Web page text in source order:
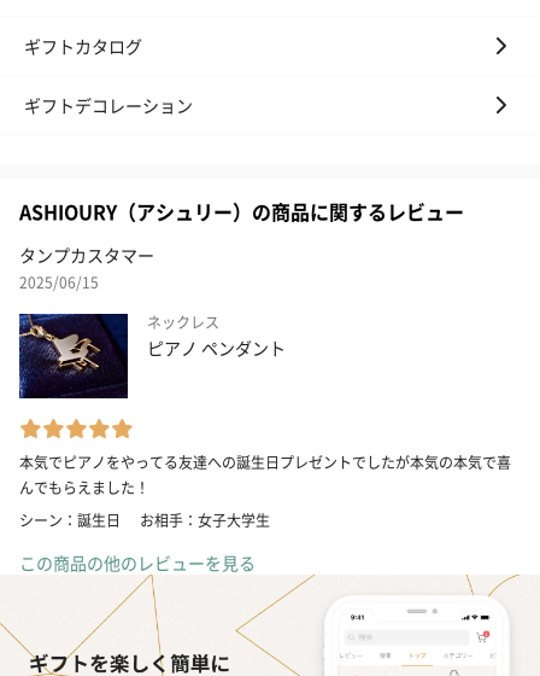
ギフトカタログ
ギフトデコレーション
ASHIOURY（アシュリー）の商品に関するレビュー
タンプカスタマー
2025/06/15
ネックレス
ピアノ ペンダント
本気でピアノをやってる友達への誕生日プレゼントでしたが本気の本気で喜
んでもらえました！
シーン：誕生日
お相手：女子大学生
この商品の他のレビューを見る